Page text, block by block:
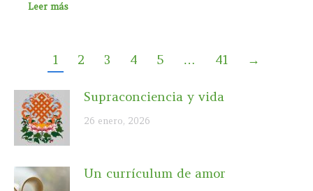
Leer más
1 2 3 4 5 … 41 →
Supraconciencia y vida
26 enero, 2026
Un currículum de amor